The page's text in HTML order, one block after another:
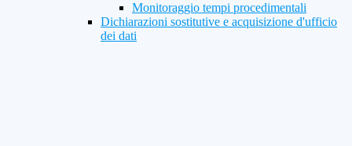
Monitoraggio tempi procedimentali
Dichiarazioni sostitutive e acquisizione d'ufficio
dei dati